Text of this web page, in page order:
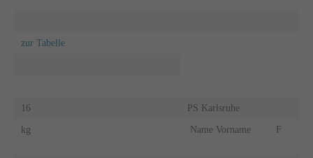
zur Tabelle
16 PS Karlsruhe
kg Name Vorname F